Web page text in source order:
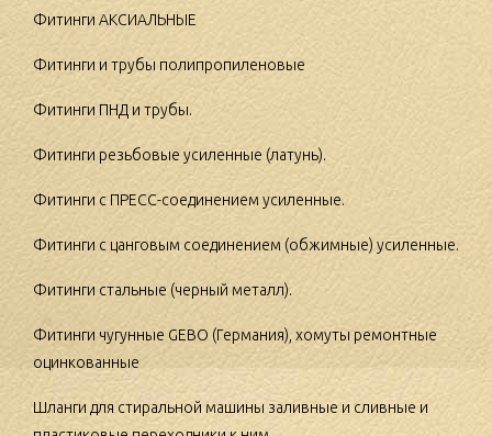
Фитинги АКСИАЛЬНЫЕ
Фитинги и трубы полипропиленовые
Фитинги ПНД и трубы.
Фитинги резьбовые усиленные (латунь).
Фитинги с ПРЕСС-соединением усиленные.
Фитинги с цанговым соединением (обжимные) усиленные.
Фитинги стальные (черный металл).
Фитинги чугунные GEBO (Германия), хомуты ремонтные
оцинкованные
Шланги для стиральной машины заливные и сливные и